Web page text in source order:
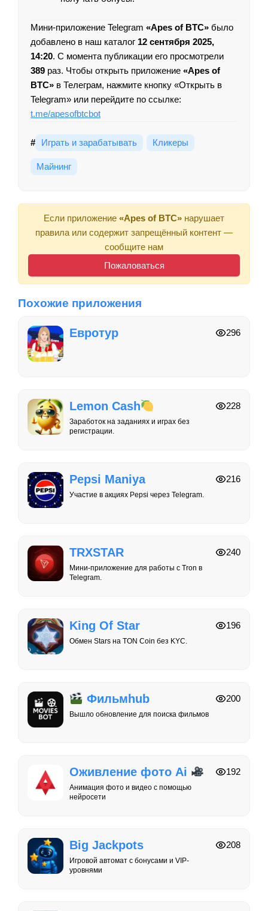
Мини-приложение Telegram «Apes of BTC» было
добавлено в наш каталог 12 сентября 2025,
14:20. С момента публикации его просмотрели
389 раз. Чтобы открыть приложение «Apes of
BTC» в Телеграм, нажмите кнопку «Открыть в
Telegram» или перейдите по ссылке:
t.me/apesofbtcbot
# Играть и зарабатывать Кликеры
Майнинг
Если приложение «Apes of BTC» нарушает
правила или содержит запрещённый контент —
сообщите нам
Пожаловаться
Похожие приложения
Евротур 296
Lemon Cash
Заработок на заданиях и играх без
регистрации.
228
Pepsi Maniya
Участие в акциях Pepsi через Telegram.
216
TRXSTAR
Мини-приложение для работы с Tron в
Telegram.
240
King Of Star
Обмен Stars на TON Coin без KYC.
196
Фильмhub
Вышло обновление для поиска фильмов
200
Оживление фото Ai
Анимация фото и видео с помощью
нейросети
192
Big Jackpots
Игровой автомат с бонусами и VIP-
уровнями
208